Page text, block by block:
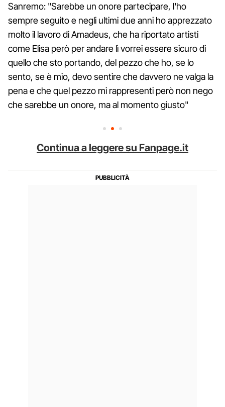
Sanremo: "Sarebbe un onore partecipare, l'ho
sempre seguito e negli ultimi due anni ho apprezzato
molto il lavoro di Amadeus, che ha riportato artisti
come Elisa però per andare lì vorrei essere sicuro di
quello che sto portando, del pezzo che ho, se lo
sento, se è mio, devo sentire che davvero ne valga la
pena e che quel pezzo mi rappresenti però non nego
che sarebbe un onore, ma al momento giusto"
Continua a leggere su Fanpage.it